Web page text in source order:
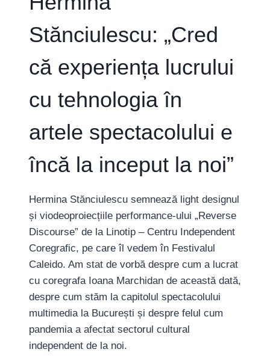
Stănciulescu: „Cred
că experiența lucrului
cu tehnologia în
artele spectacolului e
încă la inceput la noi”
Hermina Stănciulescu semnează light designul
și viodeoproiecțiile performance-ului „Reverse
Discourse” de la Linotip – Centru Independent
Coregrafic, pe care îl vedem în Festivalul
Caleido. Am stat de vorbă despre cum a lucrat
cu coregrafa Ioana Marchidan de această dată,
despre cum stăm la capitolul spectacolului
multimedia la București și despre felul cum
pandemia a afectat sectorul cultural
independent de la noi.